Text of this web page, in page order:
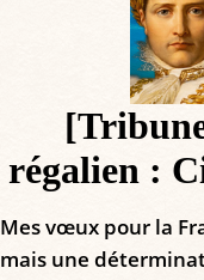
régalien :
Mes vœux pour la
mais une